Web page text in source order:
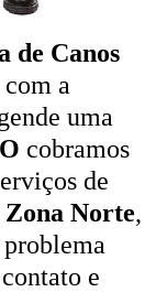
de Canos
a
uma
cobramos
de
Zona Norte,
e